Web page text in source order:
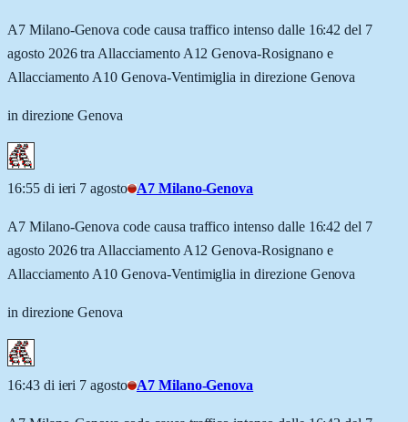
A7 Milano-Genova code causa traffico intenso dalle 16:42 del 7
agosto 2026 tra Allacciamento A12 Genova-Rosignano e
Allacciamento A10 Genova-Ventimiglia in direzione Genova
in direzione Genova
16:55 di ieri 7 agosto A7 Milano-Genova
A7 Milano-Genova code causa traffico intenso dalle 16:42 del 7
agosto 2026 tra Allacciamento A12 Genova-Rosignano e
Allacciamento A10 Genova-Ventimiglia in direzione Genova
in direzione Genova
16:43 di ieri 7 agosto A7 Milano-Genova